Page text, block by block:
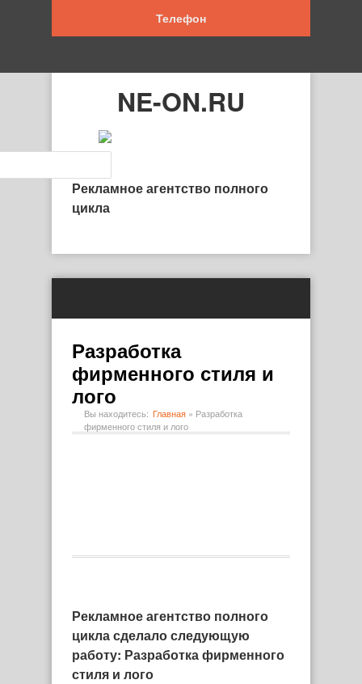
Телефон
NE-ON.RU
Рекламное агентство полного
цикла
Разработка
фирменного стиля и
лого
Вы находитесь: Главная » Разработка
фирменного стиля и лого
Рекламное агентство полного
цикла сделало следующую
работу: Разработка фирменного
стиля и лого